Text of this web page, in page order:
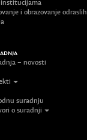
institucijama
i obrazovanje odraslih
– novosti
suradnju
o suradnji